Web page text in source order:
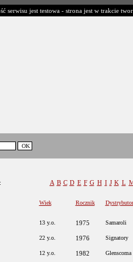
serwisu jest testowa - strona jest w trakcie
A B C D E F G H I J K L
Wiek Rocznik Dystrybutor
13 y.o. 1975 Samaroli
22 y.o. 1976 Signatory
12 y.o. 1982 Glenscoma